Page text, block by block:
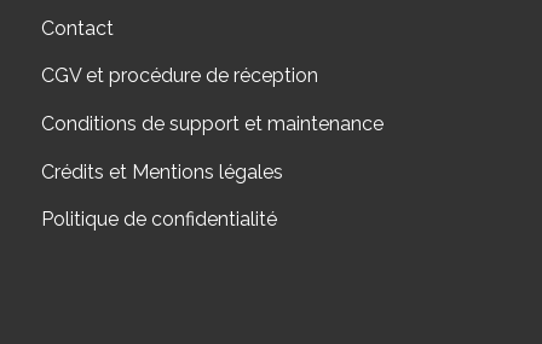
Contact
CGV et procédure de réception
Conditions de support et maintenance
Crédits et Mentions légales
Politique de confidentialité